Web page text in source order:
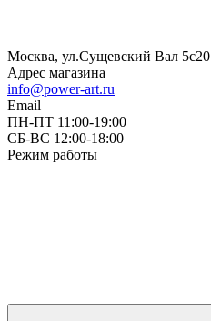
Москва, ул.Сущевский Вал 5с20
Адрес магазина
info@power-art.ru
Email
ПН-ПТ 11:00-19:00
СБ-ВС 12:00-18:00
Режим работы